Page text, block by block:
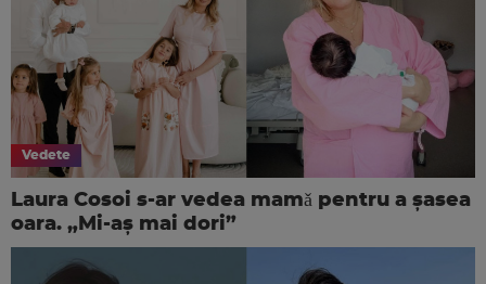
Vedete
Laura Cosoi s-ar vedea mamǎ pentru a şasea
oara. „Mi-aș mai dori”